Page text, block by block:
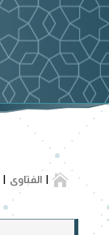
 الفتاوى